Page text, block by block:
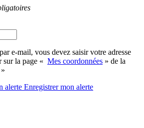
e-mail, vous devez saisir votre adresse
sur la page « Mes coordonnées » de la
alerte Enregistrermon alerte